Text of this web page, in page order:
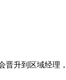
升到区域经理